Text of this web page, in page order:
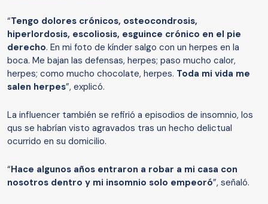
“Tengo dolores crónicos, osteocondrosis,
hiperlordosis, escoliosis, esguince crónico en el pie
derecho. En mi foto de kínder salgo con un herpes en la
boca. Me bajan las defensas, herpes; paso mucho calor,
herpes; como mucho chocolate, herpes. Toda mi vida me
salen herpes”, explicó.
La influencer también se refirió a episodios de insomnio, los
qus se habrían visto agravados tras un hecho delictual
ocurrido en su domicilio.
“Hace algunos años entraron a robar a mi casa con
nosotros dentro y mi insomnio solo empeoró”, señaló.